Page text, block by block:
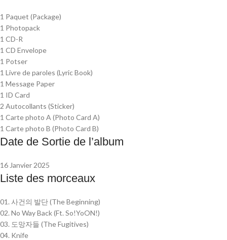
1 Paquet (Package)
1 Photopack
1 CD-R
1 CD Envelope
1 Potser
1 Livre de paroles (Lyric Book)
1 Message Paper
1 ID Card
2 Autocollants (Sticker)
1 Carte photo A (Photo Card A)
1 Carte photo B (Photo Card B)
Date de Sortie de l’album
16 Janvier 2025
Liste des morceaux
01. 사건의 발단 (The Beginning)
02. No Way Back (Ft. So!YoON!)
03. 도망자들 (The Fugitives)
04. Knife